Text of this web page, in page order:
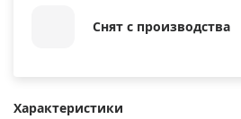
Снят с производства
Характеристики